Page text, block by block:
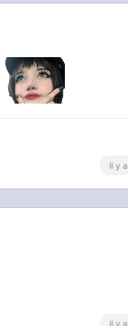
il y
il y